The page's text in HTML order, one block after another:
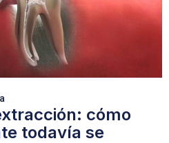
cómo
todavía se